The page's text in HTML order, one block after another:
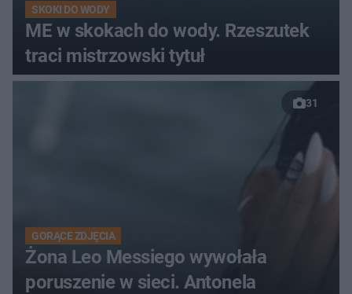
SKOKI DO WODY
ME w skokach do wody. Rzeszutek
traci mistrzowski tytuł
31
GORĄCE ZDJĘCIA
Żona Leo Messiego wywołała
poruszenie w sieci. Antonela